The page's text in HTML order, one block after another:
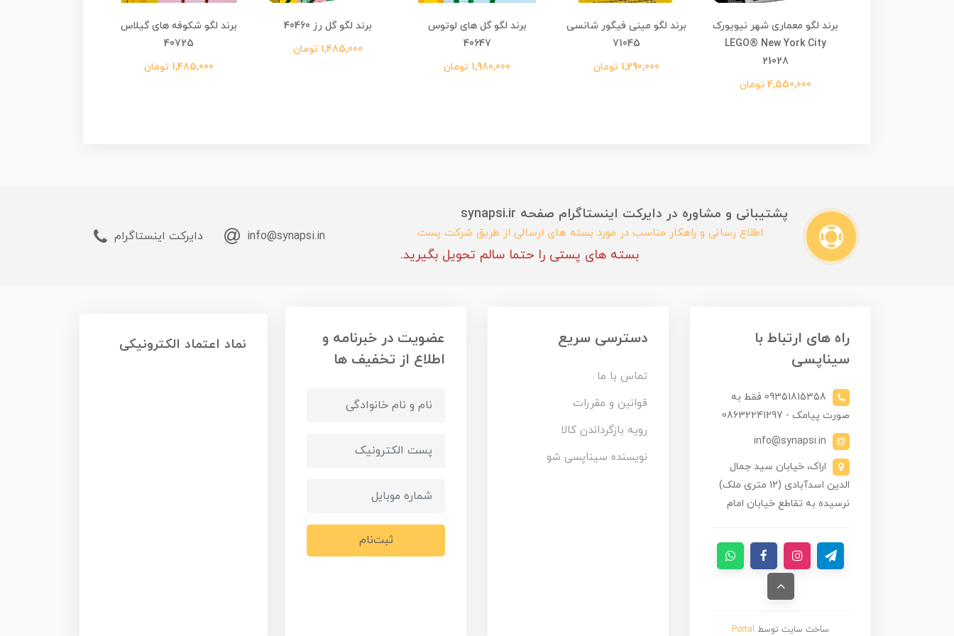
برند لگو معماری شهر نیویورک
LEGO® New York City
21028
4,550,000 تومان
برند لگو مینی فیگور شانسی
71045
1,290,000 تومان
برند لگو گل های لوتوس
40647
1,980,000 تومان
برند لگو گل رز 40460
1,485,000 تومان
برند لگو شکوفه های گیلاس
40725
1,485,000 تومان
پشتیبانی و مشاوره در دایرکت اینستاگرام صفحه synapsi.ir
اطلاع رسانی و راهکار مناسب در مورد بسته های ارسالی از طریق شرکت پست
بسته های پستی را حتما سالم تحویل بگیرید.
info@synapsi.in دایرکت اینستاگرام
راه های ارتباط با
سیناپسی
09351815358 فقط به
صورت پیامک - 08632241297
info@synapsi.in
اراک، خیابان سید جمال
الدین اسدآبادی (12 متری ملک)
نرسیده به تقاطع خیابان امام
ساخت سایت توسط Portal
دسترسی سریع
تماس با ما
قوانین و مقررات
رویه بازگرداندن کالا
نویسنده سیناپسی شو
عضویت در خبرنامه و
اطلاع از تخفیف ها
ثبت‌نام
نماد اعتماد الکترونیکی